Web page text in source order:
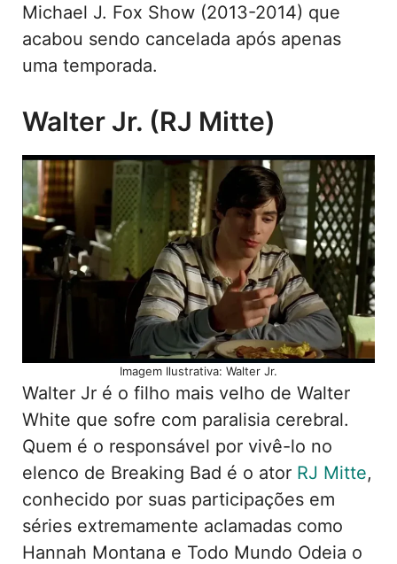
Michael J. Fox Show (2013-2014) que
acabou sendo cancelada após apenas
uma temporada.
Walter Jr. (RJ Mitte)
Imagem Ilustrativa: Walter Jr.
Walter Jr é o filho mais velho de Walter
White que sofre com paralisia cerebral.
Quem é o responsável por vivê-lo no
elenco de Breaking Bad é o ator RJ Mitte,
conhecido por suas participações em
séries extremamente aclamadas como
Hannah Montana e Todo Mundo Odeia o